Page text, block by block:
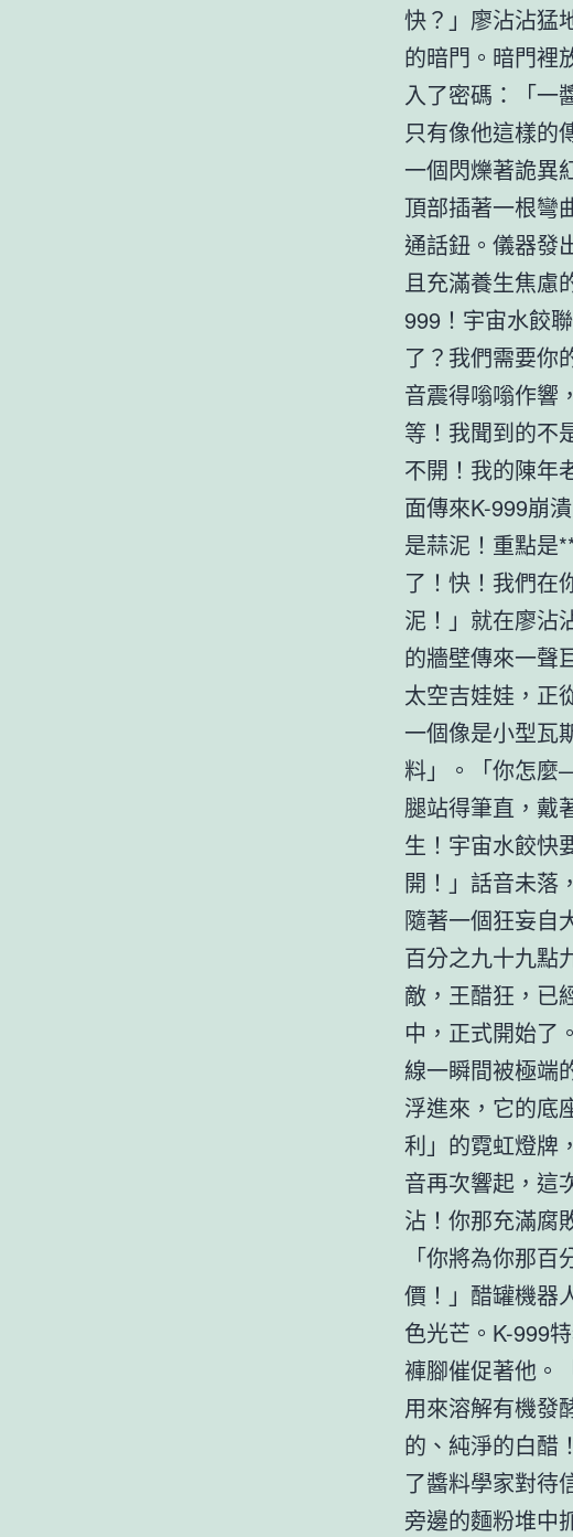
快？」廖沾沾猛
的暗門。暗門裡
入了密碼：「一
只有像他這樣的
一個閃爍著詭異
頂部插著一根彎
通話鈕。儀器
且充滿養生焦慮
999！宇宙水餃
了？我們需要你
音震得嗡嗡作響
等！我聞到的不
不開！我的陳年
面傳來K-999崩
是蒜泥！重點是
了！快！我們
泥！」就在廖沾
的牆壁傳來一聲
太空吉娃娃，正
一個像是小型瓦
料」。「你怎麼
腿站得筆直，戴
生！宇宙水餃快
開！」話音未落
隨著一個狂妄自
百分之九十九點
敵，王醋狂，已
中，正式開始了
線一瞬間被極端
浮進來，它的底
利」的霓虹燈牌
音再次響起，這
沾！你那充滿腐
「你將為你那
價！」醋罐機器
色光芒。K-999
褲腳催促著他。
用來溶解有機發
的、純淨的白醋
了醬料學家對待
旁邊的麵粉堆中